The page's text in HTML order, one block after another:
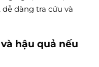
dàng tra cứu và
hậu quả nếu